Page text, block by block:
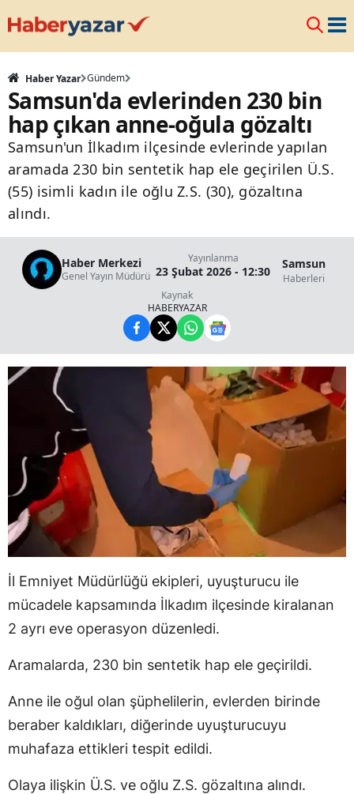
Haber Yazar Gündem
Samsun'da evlerinden 230 bin
hap çıkan anne-oğula gözaltı
Samsun'un İlkadım ilçesinde evlerinde yapılan
aramada 230 bin sentetik hap ele geçirilen Ü.S.
(55) isimli kadın ile oğlu Z.S. (30), gözaltına
alındı.
Haber Merkezi
Genel Yayın Müdürü
Yayınlanma
23 Şubat 2026 - 12:30
Samsun
Haberleri
Kaynak
HABERYAZAR
İl Emniyet Müdürlüğü ekipleri, uyuşturucu ile
mücadele kapsamında İlkadım ilçesinde kiralanan
2 ayrı eve operasyon düzenledi.
Aramalarda, 230 bin sentetik hap ele geçirildi.
Anne ile oğul olan şüphelilerin, evlerden birinde
beraber kaldıkları, diğerinde uyuşturucuyu
muhafaza ettikleri tespit edildi.
Olaya ilişkin Ü.S. ve oğlu Z.S. gözaltına alındı.